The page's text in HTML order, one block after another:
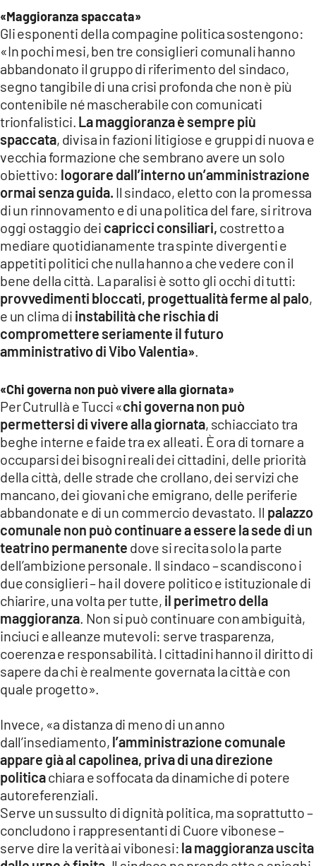
ILVIBONESE.IT
CATANZAROCHANNEL.IT
LACAPITALENEWS.IT
App
ANDROID
APPLE
«Maggioranza spaccata»
Gli esponenti della compagine politica sostengono:
«In pochi mesi, ben tre consiglieri comunali hanno
abbandonato il gruppo di riferimento del sindaco,
segno tangibile di una crisi profonda che non è più
contenibile né mascherabile con comunicati
trionfalistici. La maggioranza è sempre più
spaccata, divisa in fazioni litigiose e gruppi di nuova e
vecchia formazione che sembrano avere un solo
obiettivo: logorare dall’interno un’amministrazione
ormai senza guida. Il sindaco, eletto con la promessa
di un rinnovamento e di una politica del fare, si ritrova
oggi ostaggio dei capricci consiliari, costretto a
mediare quotidianamente tra spinte divergenti e
appetiti politici che nulla hanno a che vedere con il
bene della città. La paralisi è sotto gli occhi di tutti:
provvedimenti bloccati, progettualità ferme al palo,
e un clima di instabilità che rischia di
compromettere seriamente il futuro
amministrativo di Vibo Valentia»
«Chi governa non può vivere alla giornata»
Per Cutrullà e Tucci «chi governa non può
permettersi di vivere alla giornata, schiacciato tra
beghe interne e faide tra ex alleati. È ora di tornare a
occuparsi dei bisogni reali dei cittadini, delle priorità
della città, delle strade che crollano, dei servizi che
mancano, dei giovani che emigrano, delle periferie
abbandonate e di un commercio devastato. Il palazzo
comunale non può continuare a essere la sede di un
teatrino permanente dove si recita solo la parte
dell’ambizione personale. Il sindaco – scandiscono i
due consiglieri – ha il dovere politico e istituzionale di
chiarire, una volta per tutte, il perimetro della
maggioranza . Non si può continuare con ambiguità,
inciuci e alleanze mutevoli: serve trasparenza,
coerenza e responsabilità. I cittadini hanno il diritto di
sapere da chi è realmente governata la città e con
quale progetto».
Invece, «a distanza di meno di un anno
dall’insediamento, l’amministrazione comunale
appare già al capolinea, priva di una direzione
politicachiara e soffocata da dinamiche di potere
autoreferenziali.
Serve un sussulto di dignità politica, ma soprattutto –
concludono i rappresentanti di Cuore vibonese –
serve dire la verità ai vibonesi: la maggioranza uscita